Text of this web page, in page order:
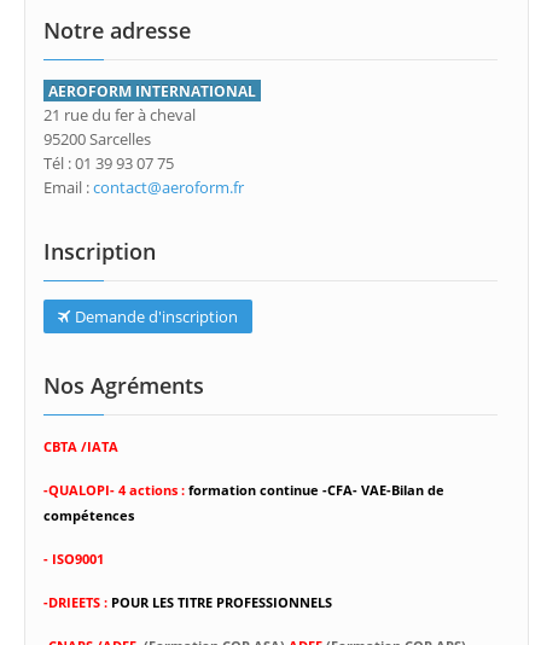
Notre adresse
AEROFORM INTERNATIONAL
21 rue du fer à cheval
95200 Sarcelles
Tél : 01 39 93 07 75
Email :contact@aeroform.fr
Inscription
Demande d'inscription
Nos Agréments
CBTA /IATA
-QUALOPI- 4 actions : formation continue -CFA- VAE-Bilan de
compétences
- ISO9001
-DRIEETS : POUR LES TITRE PROFESSIONNELS